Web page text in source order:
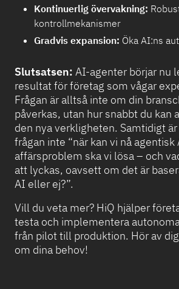
Kontinuerlig övervakning:
kontrollmekanismer
Gradvis expansion: Öka AI:ns
Slutsatsen: AI-agenter börjar nu
resultat för företag som vågar
Frågan är alltså inte om din
påverkas, utan hur snabbt du kan
den nya verkligheten. Samtidigt
frågan inte “när kan vi nå
affärsproblem ska vi lösa – och
att lyckas, oavsett om det är
AI eller ej?”.
Vill du veta mer? HiQ hjälper
testa och implementera
från pilot till produktion. Hör av
om dina behov!